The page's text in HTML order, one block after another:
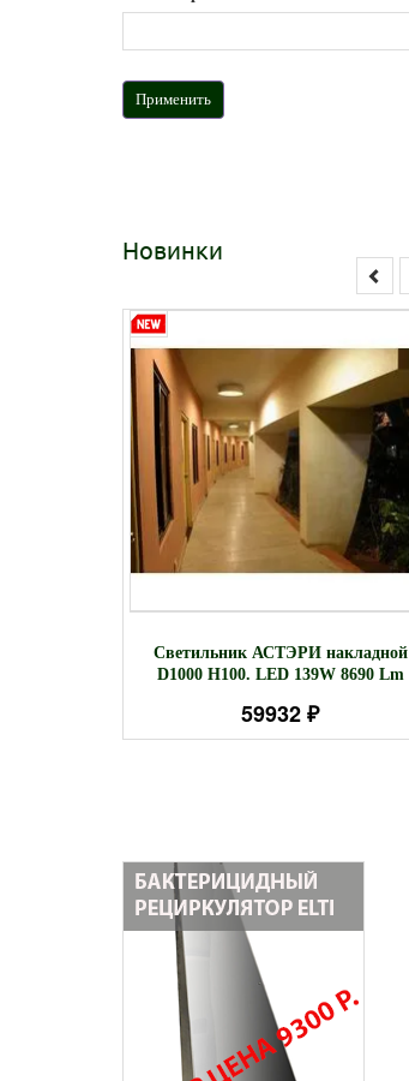
Новинки
Светильник АСТЭРИ накладной
D1000 H100. LED 139W 8690 Lm
59932 ₽